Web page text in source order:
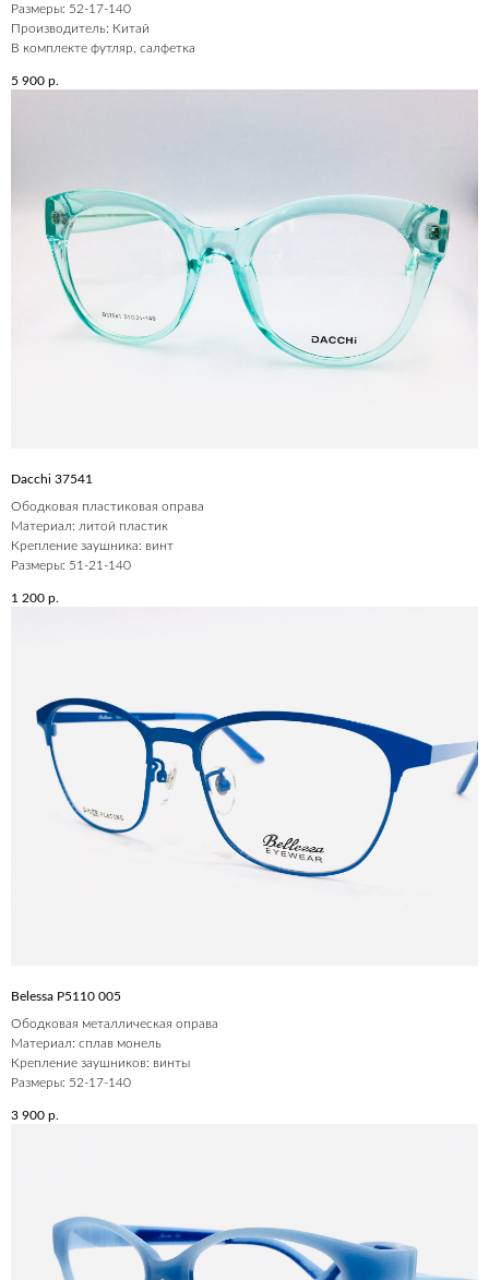
Размеры: 52-17-140
Производитель: Китай
В комплекте футляр, салфетка
5 900 р.
Dacchi 37541
Ободковая пластиковая оправа
Материал: литой пластик
Крепление заушника: винт
Размеры: 51-21-140
1 200 р.
Belessa P5110 005
Ободковая металлическая оправа
Материал: сплав монель
Крепление заушников: винты
Размеры: 52-17-140
3 900 р.